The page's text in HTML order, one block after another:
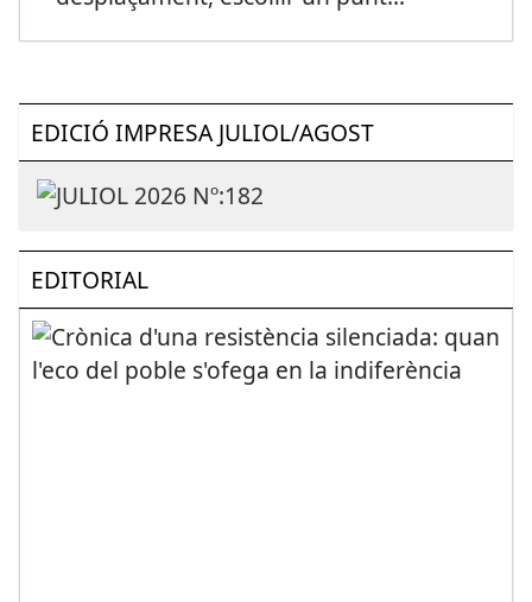
EDICIÓ IMPRESA JULIOL/AGOST
EDITORIAL